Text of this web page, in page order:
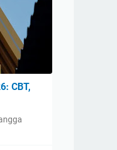
CBT,